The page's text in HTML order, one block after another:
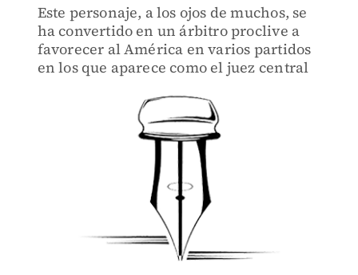
Este personaje, a los ojos de muchos, se
ha convertido en un árbitro proclive a
favorecer al América en varios partidos
en los que aparece como el juez central